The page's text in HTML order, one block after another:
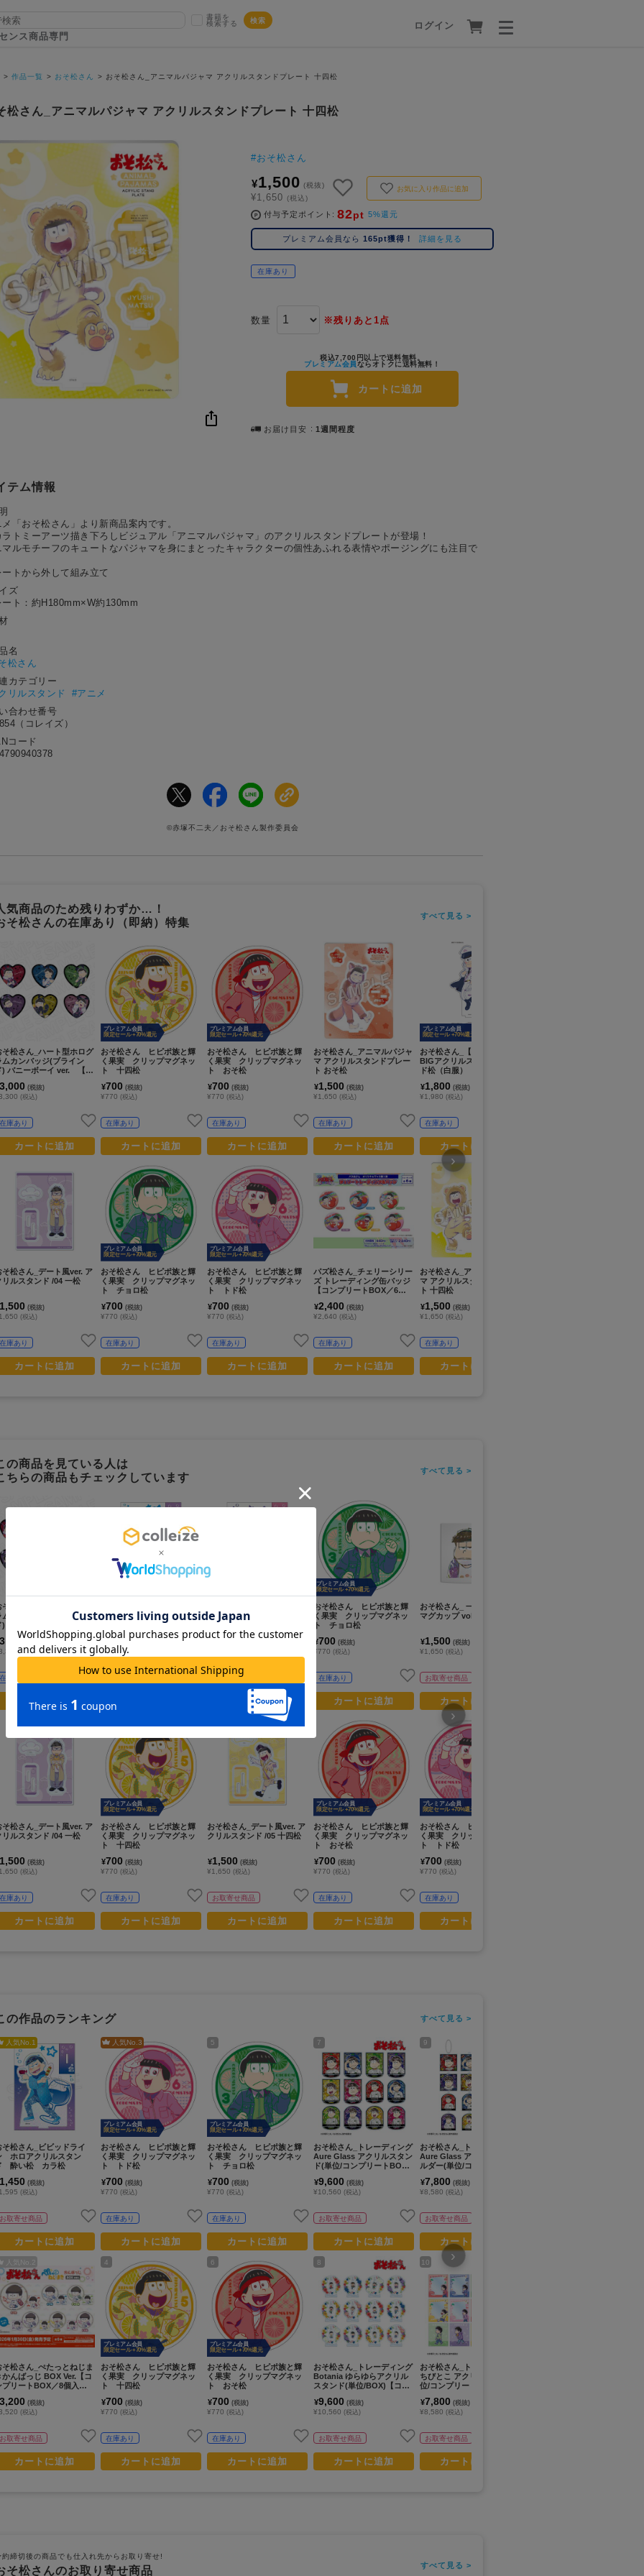
ンス商品専門
書籍を
検索する
検索 ログイン
作品一覧 おそ松さん おそ松さん_アニマルパジャマ アクリルスタンドプレート 十四松
松さん_アニマルパジャマ アクリルスタンドプレート 十四松
#おそ松さん
¥1,500 (税抜)
¥1,650 (税込)
お気に入り作品に追加
付与予定ポイント 82pt 5%還元
プレミアム会員なら 165pt獲得！ 詳細を見る
在庫あり
数量 ※残りあと1点
税込7,700円以上で送料無料。
プレミアム会員ならオトクに送料無料！
カートに追加
お届け目安 1週間程度
テム情報
「おそ松さん」より新商品案内です。
ラトミーアーツ描き下ろしビジュアル「アニマルパジャマ」のアクリルスタンドプレートが登場！
マルモチーフのキュートなパジャマを身にまとったキャラクターの個性あふれる表情やポージングにも注目で
ートから外して組み立て
ズ
ート：約H180mm×W約130mm
名
松さん
カテゴリー
リルスタンド
#アニメ
合わせ番号
（コレイズ）
コード
©赤塚不二夫／おそ松さん製作委員会
気商品のため残りわずか…！
そ松さんの在庫あり（即納）特集
すべて見る >
そ松さん_ハート型ホログ
ムカンバッジ(ブライン
) バニーボーイ ver. 【コ
】
3,000 (税抜)
(税込)
在庫あり
カートに追加
そ松さん_デート風ver. ア
リルスタンド /04 一松
1,500 (税抜)
(税込)
在庫あり
カートに追加
プレミアム会員
限定セール +70%還元
おそ松さん ヒピポ族と輝
く果実 クリップマグネッ
ト 十四松
¥700 (税抜)
¥770(税込)
在庫あり
カートに追加
プレミアム会員
限定セール +70%還元
おそ松さん ヒピポ族と輝
く果実 クリップマグネッ
ト チョロ松
¥700 (税抜)
¥770(税込)
在庫あり
カートに追加
プレミアム会員
限定セール +70%還元
おそ松さん ヒピポ族と輝
く果実 クリップマグネッ
ト おそ松
¥700 (税抜)
¥770 (税込)
在庫あり
カートに追加
プレミアム会員
限定セール +70%還元
おそ松さん ヒピポ族と輝
く果実 クリップマグネッ
ト トド松
¥700 (税抜)
¥770 (税込)
在庫あり
カートに追加
おそ松さん_アニマルパジャ
マ アクリルスタンドプレー
ト おそ松
¥1,500 (税抜)
¥1,650 (税込)
在庫あり
カートに追加
パズ松さん_チェリーシリー
ズ トレーディング缶バッジ
【コンプリートBOX／6個
¥2,400 (税抜)
¥2,640 (税込)
在庫あり
カートに追加
プレミアム会員
限定セール +70%還元
おそ松さん_【描き下ろし】
BIGアクリルスタンド ト
ド松（白服）
¥1,800 (税抜)
¥1,980 (税込)
在庫あり
カートに追加
おそ松さん_アニマルパジャ
マ アクリルスタンドプレー
ト 十四松
¥1,500 (税抜)
¥1,650 (税込)
在庫あり
カートに追加
›
の商品を見ている人は
ちらの商品もチェックしています
すべて見る >
そ松さん_ハート型ホログ
ムカンバッジ(ブライン
) バニーボーイ ver. 【コ
プリートOPP／６個入
3,000
(税込)
在庫あり
カートに追加
そ松さん_デート風ver. ア
リルスタンド /04 一松
1,500 (税抜)
(税込)
在庫あり
カートに追加
ン ホロアクリルスタン
ド 酔い松 カラ松
1,450
¥1,595(税込)
プレミアム会員
限定セール +70%還元
おそ松さん ヒピポ族と輝
く果実 クリップマグネッ
ト 十四松
¥700 (税抜)
¥770(税込)
在庫あり
カートに追加
ン ホロアクリルスタン
ド 酔い松 一松
1,450
お取寄せ商品
カートに追加
おそ松さん_デート風ver. ア
クリルスタンド /05 十四松
¥1,500 (税抜)
¥1,650 (税込)
お取寄せ商品
カートに追加
プレミアム会員
限定セール +70%還元
おそ松さん ヒピポ族と輝
く果実 クリップマグネッ
ト チョロ松
¥700 (税抜)
¥770 (税込)
在庫あり
カートに追加
プレミアム会員
限定セール +70%還元
おそ松さん ヒピポ族と輝
く果実 クリップマグネッ
ト おそ松
¥700 (税抜)
¥770 (税込)
在庫あり
カートに追加
おそ松さん_ 一松 Ani-Art
マグカップ vol.2
¥1,500 (税抜)
¥1,650 (税込)
お取寄せ商品
カートに追加
プレミアム会員
限定セール +70%還元
おそ松さん ヒピポ族と輝
く果実 クリップマグネッ
ト トド松
¥700 (税抜)
¥770 (税込)
在庫あり
カートに追加
›
の作品のランキング すべて見る >
人気No. 1
そ松さん_ビビッドライ
ホロアクリルスタン
酔い松 カラ松
1,450 (税抜)
(税込)
お取寄せ商品
カートに追加
人気No.
そ松さん_ぺたっとねじま
かんばっじ BOX Ver.【コ
プリートBOX／8個入
3,200 (税抜)
(税込)
お取寄せ商品
カートに追加
人気No.3
プレミアム会員
限定セール +70%還元
おそ松さん ヒピポ族と輝
く果実 クリップマグネッ
ト トド松
¥700 (税抜)
¥770(税込)
在庫あり
カートに追加
4
プレミアム会員
限定セール +70%還元
おそ松さん ヒピポ族と輝
く果実 クリップマグネッ
ト 十四松
¥700 (税抜)
¥770(税込)
在庫あり
カートに追加
5
プレミアム会員
限定セール +70%還元
おそ松さん ヒピポ族と輝
く果実 クリップマグネッ
ト チョロ松
¥700 (税抜)
¥770 (税込)
在庫あり
カートに追加
6
プレミアム会員
限定セール +70%還元
おそ松さん ヒピポ族と輝
く果実 クリップマグネッ
ト おそ松
¥700 (税抜)
¥770 (税込)
在庫あり
カートに追加
7
おそ松さん_トレーディング
Aure Glass アクリルスタン
ド(単位/コンプリートBOX)
¥9,600 (税抜)
¥10,560 (税込)
お取寄せ商品
カートに追加
8
おそ松さん_トレーディング
Botania ゆらゆらアクリル
スタンド(単位/BOX)【コン
¥9,600 (税抜)
¥10,560 (税込)
お取寄せ商品
カートに追加
9
おそ松さん_トレーディング
Aure Glass アクリルキーホ
ルダー(単位/コンプリートB
¥7,800 (税抜)
¥8,580 (税込)
お取寄せ商品
カートに追加
10
おそ松さん_トレーディング
ちびとこ アクリルカード(単
位/コンプリートBOX)【BO
¥7,800 (税抜)
¥8,580 (税込)
お取寄せ商品
カートに追加
›
約締切後の商品でも仕入れ先からお取り寄せ!
そ松さんのお取り寄せ商品 すべて見る >